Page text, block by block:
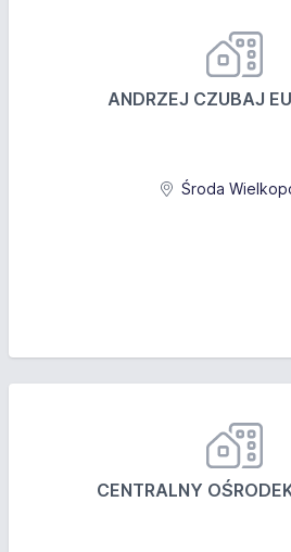
ANDRZEJ CZUBAJ
Środa
CENTRALNY